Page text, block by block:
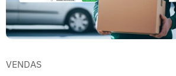
VENDAS